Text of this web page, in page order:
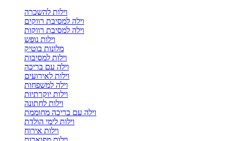
וילות להשכרה
וילה למסיבת רווקים
וילה למסיבת רווקות
וילות נופש
מלונות בוטיק
וילות למסיבות
וילה עם בריכה
וילות לאירועים
וילה למשפחות
וילות יוקרתיות
וילות לחתונה
וילה עם בריכה מחוממת
וילות לימי הולדת
וילות אירוח